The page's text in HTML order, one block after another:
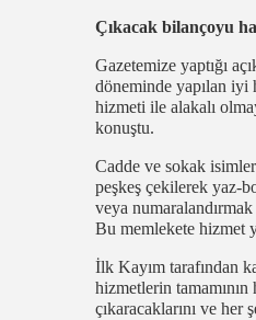
Çıkacak bilançoyu
Gazetemize yaptığı
döneminde yapılan iyi
hizmeti ile alakalı
konuştu.
Cadde ve sokak
peşkeş çekilerek yaz-
veya
Bu memlekete hizmet
İlk Kayım tarafından
hizmetlerin tamamının
çıkaracaklarını ve her